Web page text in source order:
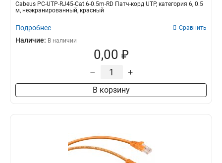
Cabeus PC-UTP-RJ45-Cat.6-0.5m-RD Патч-корд UTP, категория 6, 0.5
м, неэкранированный, красный
Подробнее Сравнить
Наличие: В наличии
0,00 ₽
– +
В корзину